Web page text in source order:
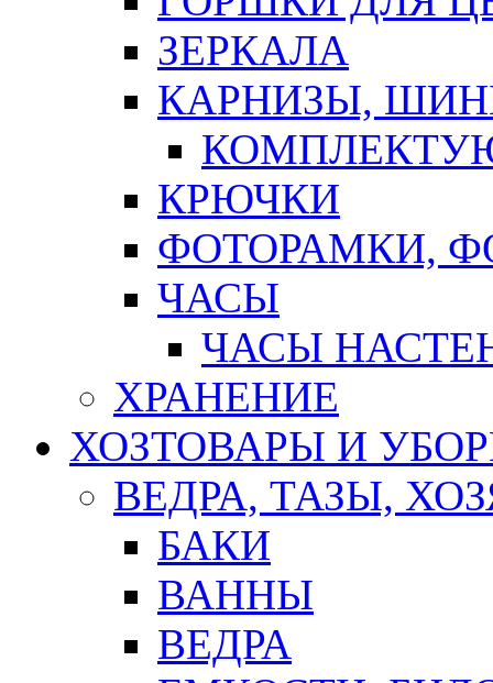
ЗЕРКАЛА
КАРНИЗЫ,
КРЮЧКИ
ФОТОРАМКИ,
ЧАСЫ
ЧАСЫ
ХРАНЕНИЕ
ХОЗТОВАРЫ И
ВЕДРА, ТАЗЫ,
БАКИ
ВАННЫ
ВЕДРА